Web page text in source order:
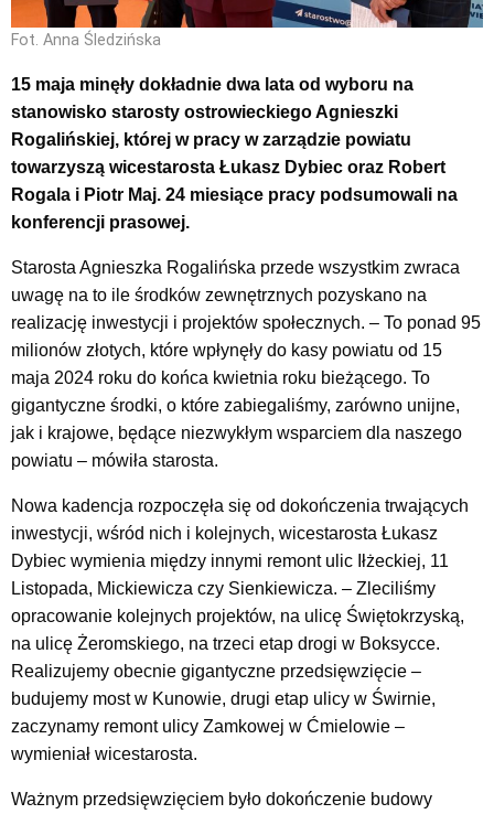
Fot. Anna Śledzińska
15 maja minęły dokładnie dwa lata od wyboru na
stanowisko starosty ostrowieckiego Agnieszki
Rogalińskiej, której w pracy w zarządzie powiatu
towarzyszą wicestarosta Łukasz Dybiec oraz Robert
Rogala i Piotr Maj. 24 miesiące pracy podsumowali na
konferencji prasowej.
Starosta Agnieszka Rogalińska przede wszystkim zwraca
uwagę na to ile środków zewnętrznych pozyskano na
realizację inwestycji i projektów społecznych. – To ponad 95
milionów złotych, które wpłynęły do kasy powiatu od 15
maja 2024 roku do końca kwietnia roku bieżącego. To
gigantyczne środki, o które zabiegaliśmy, zarówno unijne,
jak i krajowe, będące niezwykłym wsparciem dla naszego
powiatu – mówiła starosta.
Nowa kadencja rozpoczęła się od dokończenia trwających
inwestycji, wśród nich i kolejnych, wicestarosta Łukasz
Dybiec wymienia między innymi remont ulic Iłżeckiej, 11
Listopada, Mickiewicza czy Sienkiewicza. – Zleciliśmy
opracowanie kolejnych projektów, na ulicę Świętokrzyską,
na ulicę Żeromskiego, na trzeci etap drogi w Boksycce.
Realizujemy obecnie gigantyczne przedsięwzięcie –
budujemy most w Kunowie, drugi etap ulicy w Świrnie,
zaczynamy remont ulicy Zamkowej w Ćmielowie –
wymieniał wicestarosta.
Ważnym przedsięwzięciem było dokończenie budowy